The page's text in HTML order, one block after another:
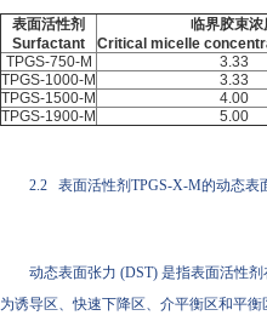
表面活性剂
Surfactant
临界胶束浓
Critical micelle
TPGS-750-M
3.33
TPGS-1000-M
3.33
TPGS-1500-M
4.00
TPGS-1900-M
5.00
2.2 表面活性剂TPGS-X-M的动态表
动态表面张力 (DST) 是指表面活性
为诱导区、快速下降区、介平衡区和平